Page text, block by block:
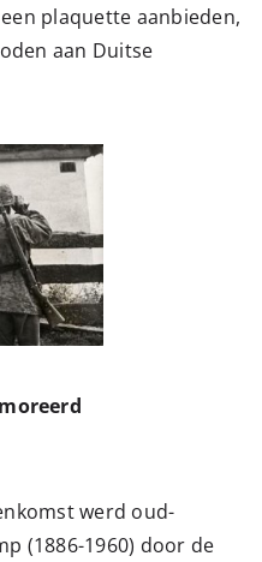
plaquette aanbieden,
aan Duitse
werd oud-
(1886-1960) door de